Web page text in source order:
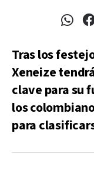
Tras los
Xeneize
clave para su
los
para